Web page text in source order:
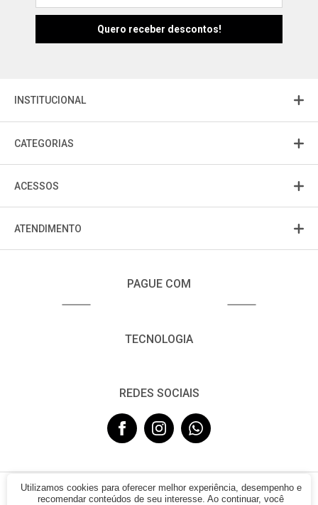
INSTITUCIONAL
CATEGORIAS
ACESSOS
ATENDIMENTO
PAGUE COM
TECNOLOGIA
REDES SOCIAIS
© 2021 - FUJISOM. CNPJ: 08.683.782/0001-12. Todos os direitos
Fu Fujisom
Utilizamos cookies para oferecer melhor experiência, desempenho e
recomendar conteúdos de seu interesse. Ao continuar, você